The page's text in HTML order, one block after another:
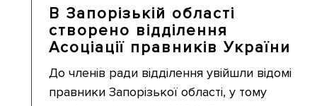
В Запорізькій області
створено відділення
Асоціації правників України
До членів ради відділення увійшли відомі
правники Запорізької області, у тому